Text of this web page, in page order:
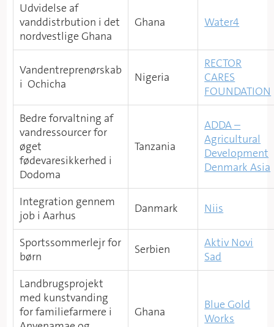
Udvidelse af
vanddistrbution i det
nordvestlige Ghana
Ghana Water4
Vandentreprenørskab
i Ochicha
Nigeria
RECTOR
CARES
FOUNDATION
Bedre forvaltning af
vandressourcer for
øget
fødevaresikkerhed i
Dodoma
Tanzania
ADDA –
Agricultural
Development
Denmark Asia
Integration gennem
job i Aarhus
Danmark Niis
Sportssommerlejr for
børn
Serbien
Aktiv Novi
Sad
Landbrugsprojekt
med kunstvanding
for familiefarmere i
Ghana
Blue Gold
Works